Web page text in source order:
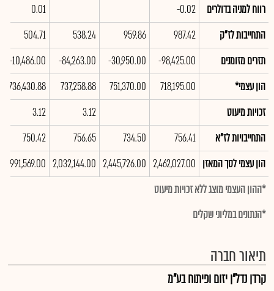
רווח למניה בדולרים
-0.02
0.01
התחייבות לז"ק
987.42
959.86
538.24
504.71
תזרים מזומנים
-98,425.00
-30,950.00
-84,263.00
-10,486.00
הון עצמי*
718,195.00
751,370.00
737,258.88
736,430.88
זכויות מיעוט
3.12
3.12
התחייבויות לז"א
756.41
734.50
756.65
750.42
הון עצמי לסך המאזן 2,462,027.00
2,445,726.00
2,032,144.00
1,991,569.00
*ההון העצמי מוצג ללא זכויות מיעוט
*הנתונים במליוני שקלים
תיאור חברה
קרדן נדל"ן יזום ופיתוח בע"מ